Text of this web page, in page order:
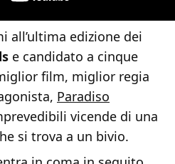
all’ultima edizione dei
e candidato a cinque
film, miglior regia
Paradiso
vicende di una
si trova a un bivio.